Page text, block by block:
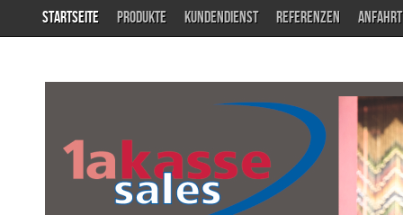
STARTSEITE PRODUKTE KUNDENDIENST REFERENZEN ANFAHRT